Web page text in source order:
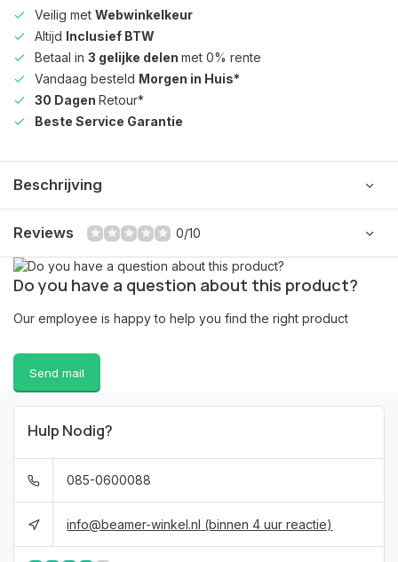
Veilig met Webwinkelkeur
Altijd Inclusief BTW
Betaal in 3 gelijke delen met 0% rente
Vandaag besteld Morgen in Huis*
30 Dagen Retour*
Beste Service Garantie
Beschrijving
Reviews 0/10
Do you have a question about this product?
Our employee is happy to help you find the right product
Send mail
Hulp Nodig?
085-0600088
info@beamer-winkel.nl (binnen 4 uur reactie)